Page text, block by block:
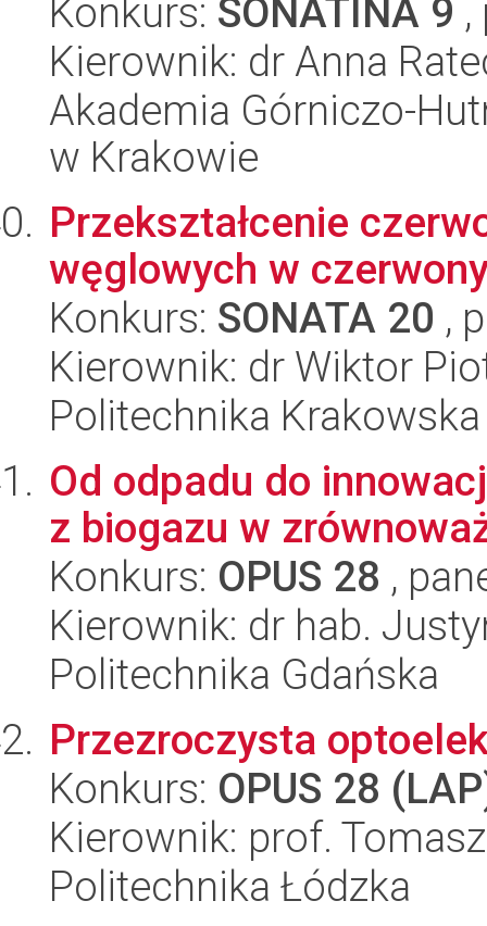
Konkurs: SONATINA 9
Kierownik: dr Anna
Akademia Górniczo-
w Krakowie
Przekształcenie
węglowych w
Konkurs: SONATA 20 ,
Kierownik: dr Wiktor
Politechnika
Od odpadu do
z biogazu w
Konkurs: OPUS 28 ,
Kierownik: dr hab.
Politechnika Gdańska
Przezroczysta
Konkurs: OPUS 28
Kierownik: prof.
Politechnika Łódzka